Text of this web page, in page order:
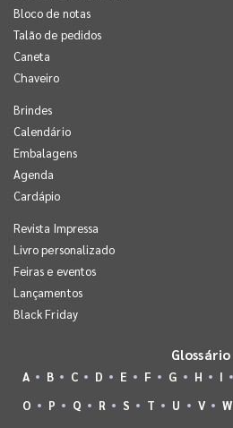
Bloco de notas
Talão de pedidos
Caneta
Chaveiro
Brindes
Calendário
Embalagens
Agenda
Cardápio
Revista Impressa
Livro personalizado
Feiras e eventos
Lançamentos
Black Friday
Glossário
A B C D E F G H I
O
P Q R S T U V W